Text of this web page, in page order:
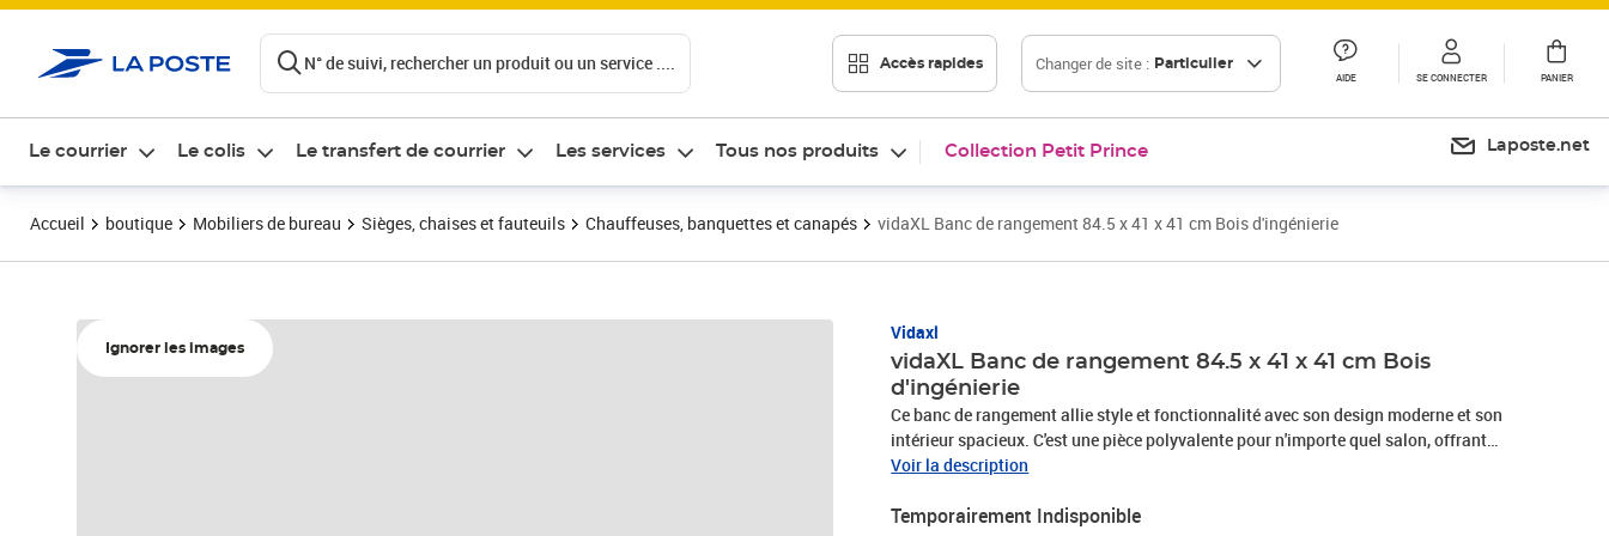
N° de suivi, rechercher un produit ou un service .... Accès rapides Changer de site : Particulier
AIDE SE CONNECTER PANIER
Le courrier Le colis Le transfert de courrier Les services Tous nos produits Collection Petit Prince Laposte.net
Accueil boutique Mobiliers de bureau Sièges, chaises et fauteuils Chauffeuses, banquettes et canapés vidaXL Banc de rangement 84.5 x 41 x 41 cm Bois d'ingénierie
Ignorer les images
Vidaxl
vidaXL Banc de rangement 84.5 x 41 x 41 cm Bois
d'ingénierie
Ce banc de rangement allie style et fonctionnalité avec son design moderne et son
intérieur spacieux. C'est une pièce polyvalente pour n'importe quel salon, offrant
commodité avec un espace de rangement supplémentaire caché sous un extérieur
contemporaine, la rendant adaptée aux intérieurs minimalistes. Son efficacité réside
Voir la description
Temporairement Indisponible